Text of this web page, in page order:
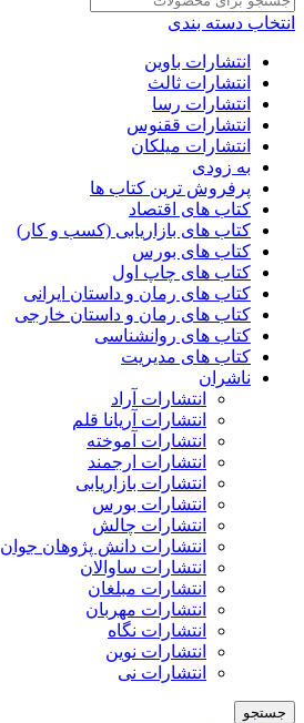
انتخاب دسته بندی
انتشارات باوین
انتشارات ثالث
انتشارات رسا
انتشارات ققنوس
انتشارات میلکان
به زودی
پرفروش ترین کتاب ها
کتاب های اقتصاد
کتاب های بازاریابی (کسب و کار)
کتاب های بورس
کتاب های چاپ اول
کتاب های رمان و داستان ایرانی
کتاب های رمان و داستان خارجی
کتاب های روانشناسی
کتاب های مدیریت
ناشران
انتشارات آراد
انتشارات آریانا قلم
انتشارات آموخته
انتشارات ارجمند
انتشارات بازاریابی
انتشارات بورس
انتشارات چالش
انتشارات دانش پژوهان جوان
انتشارات ساوالان
انتشارات مبلغان
انتشارات مهربان
انتشارات نگاه
انتشارات نوین
انتشارات نی
جستجو